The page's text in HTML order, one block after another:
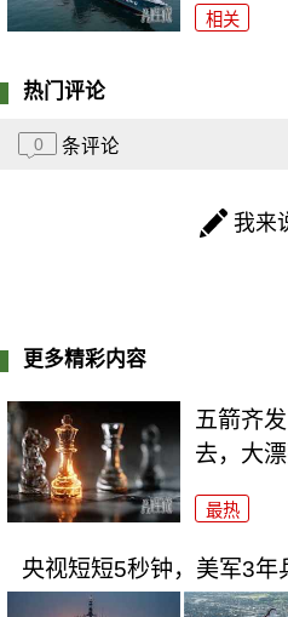
相关
热门评论
0 条评论
我来
更多精彩内容
五箭齐
去，大
最热
央视短短5秒钟，美军3年